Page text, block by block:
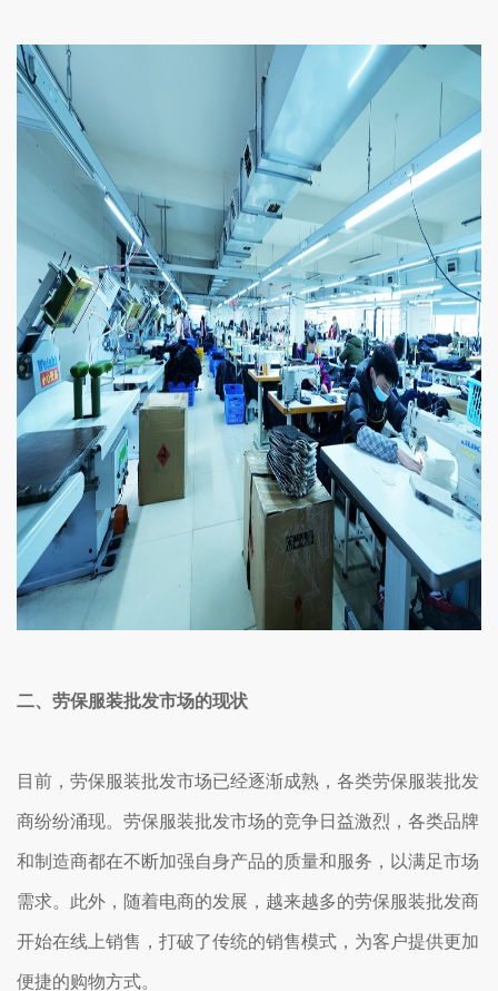
二、劳保服装批发市场的现状
目前，劳保服装批发市场已经逐渐成熟，各类劳保服装批发
商纷纷涌现。劳保服装批发市场的竞争日益激烈，各类品牌
和制造商都在不断加强自身产品的质量和服务，以满足市场
需求。此外，随着电商的发展，越来越多的劳保服装批发商
开始在线上销售，打破了传统的销售模式，为客户提供更加
便捷的购物方式。